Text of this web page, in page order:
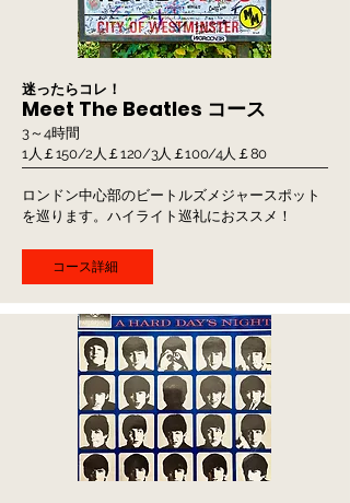
​Meet The Beatles コース
迷ったらコレ！
3～4時間
1人￡150/2人￡120/3人￡100/4人￡80
ロンドン中心部のビートルズメジャースポット
を巡ります。​ハイライト巡礼におススメ！​
コース詳細